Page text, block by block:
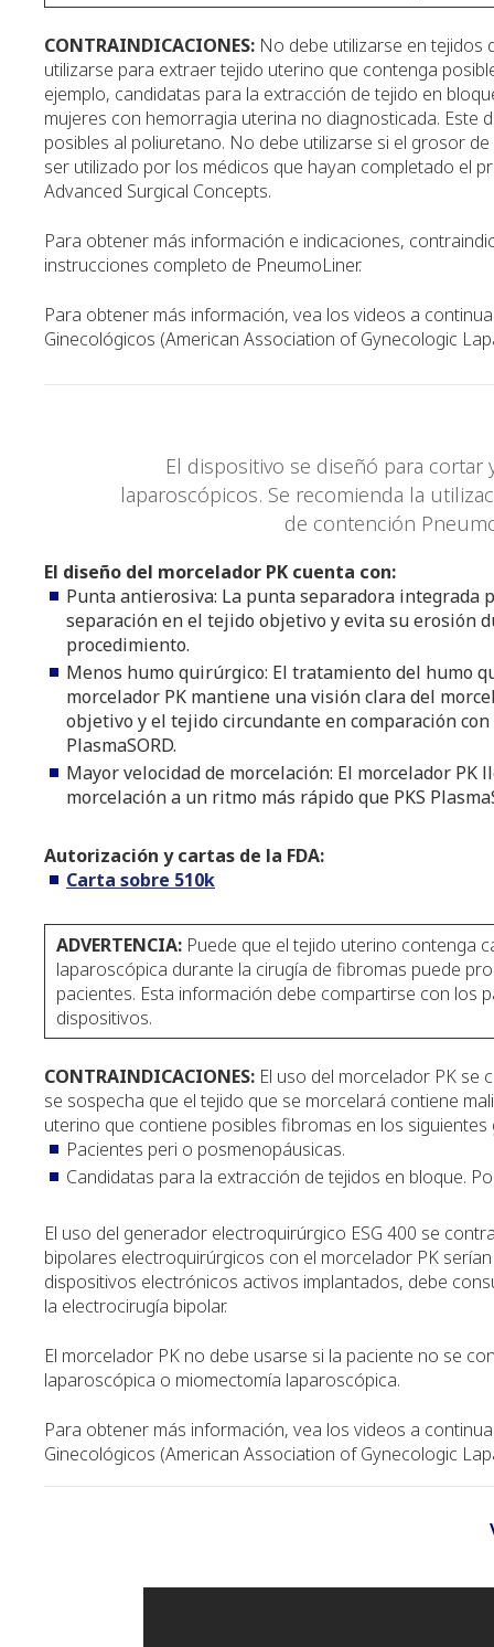
CONTRAINDICACIONES: No debe utilizarse en tejidos
utilizarse para extraer tejido uterino que contenga
ejemplo, candidatas para la extracción de tejido en
mujeres con hemorragia uterina no diagnosticada.
posibles al poliuretano. No debe utilizarse si el grosor
ser utilizado por los médicos que hayan completado el
Advanced Surgical Concepts.
Para obtener más información e indicaciones,
instrucciones completo de PneumoLiner.
Para obtener más información, vea los videos a
Ginecológicos (American Association of Gynecologic
El dispositivo se diseñó para
laparoscópicos. Se recomienda la
de contención
El diseño del morcelador PK cuenta con:
Punta antierosiva: La punta separadora integrada
separación en el tejido objetivo y evita su erosión
procedimiento.
Menos humo quirúrgico: El tratamiento del humo
morcelador PK mantiene una visión clara del
objetivo y el tejido circundante en comparación con
PlasmaSORD.
Mayor velocidad de morcelación: El morcelador PK
morcelación a un ritmo más rápido que PKS
Autorización y cartas de la FDA:
Carta sobre 510k
ADVERTENCIA: Puede que el tejido uterino contenga
laparoscópica durante la cirugía de fibromas puede
pacientes. Esta información debe compartirse con los
dispositivos.
CONTRAINDICACIONES: El uso del morcelador PK se
se sospecha que el tejido que se morcelará contiene
uterino que contiene posibles fibromas en los
Pacientes peri o posmenopáusicas.
Candidatas para la extracción de tejidos en bloque.
El uso del generador electroquirúrgico ESG 400 se
bipolares electroquirúrgicos con el morcelador PK
dispositivos electrónicos activos implantados, debe
la electrocirugía bipolar.
El morcelador PK no debe usarse si la paciente no se
laparoscópica o miomectomía laparoscópica.
Para obtener más información, vea los videos a
Ginecológicos (American Association of Gynecologic